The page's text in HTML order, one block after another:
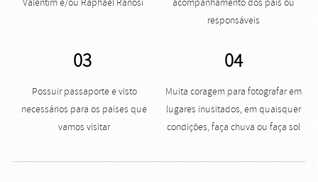
Valentim e/ou Raphael Ranosi
acompanhamento dos pais ou
responsáveis
03
Possuir passaporte e visto
necessários para os países que
vamos visitar
04
Muita coragem para fotografar em
lugares inusitados, em quaisquer
condições, faça chuva ou faça sol